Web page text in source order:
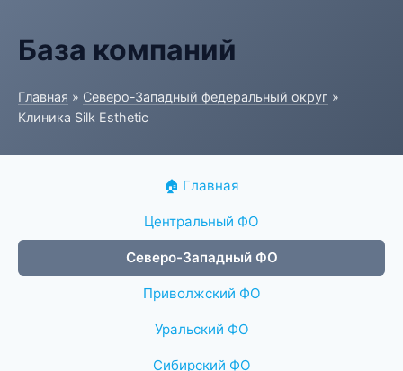
База компаний
Главная » Северо-Западный федеральный округ »
Клиника Silk Esthetic
🏠 Главная
Центральный ФО
Северо-Западный ФО
Приволжский ФО
Уральский ФО
Сибирский ФО